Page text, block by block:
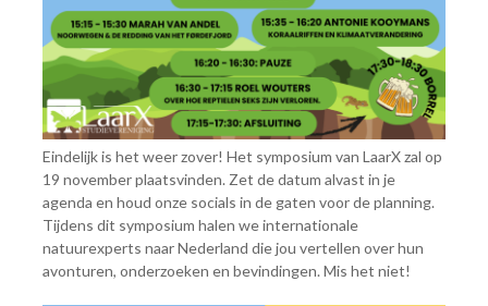
Eindelijk is het weer zover! Het symposium van LaarX zal op
19 november plaatsvinden. Zet de datum alvast in je
agenda en houd onze socials in de gaten voor de planning.
Tijdens dit symposium halen we internationale
natuurexperts naar Nederland die jou vertellen over hun
avonturen, onderzoeken en bevindingen. Mis het niet!